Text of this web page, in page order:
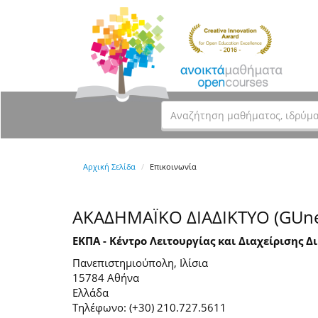
Αρχική Σελίδα Επικοινωνία
ΑΚΑΔΗΜΑΪΚΟ ΔΙΑΔΙΚΤΥΟ
ΕΚΠΑ - Κέντρο Λειτουργίας και Διαχείρισης
Πανεπιστημιούπολη, Ιλίσια
15784 Αθήνα
Ελλάδα
Τηλέφωνο: (+30) 210.727.5611